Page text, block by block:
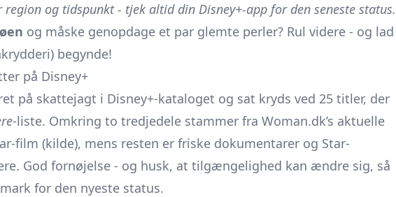
og tidspunkt - tjek altid din Disney+-app for den seneste status.
og måske genopdage et par glemte perler? Rul videre - og lad
begynde!
på Disney+
på skattejagt i Disney+-kataloget og sat kryds ved 25 titler, der
-liste. Omkring to tredjedele stammer fra Woman.dk’s aktuelle
film (kilde), mens resten er friske dokumentarer og Star-
God fornøjelse - og husk, at tilgængelighed kan ændre sig, så
for den nyeste status.